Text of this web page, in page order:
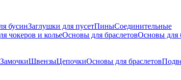
бусинЗаглушки для пусетПиныСоединительные
чокеров и кольеОсновы для браслетовОсновы для
ЗамочкиШвензыЦепочкиОсновы для браслетов